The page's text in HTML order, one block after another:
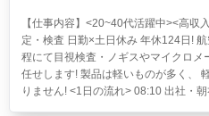
【仕事内容】<20~40代活躍中><高収
定・検査 日勤×土日休み 年休124日!航
程にて目視検査・ノギスやマイクロメ
任せします! 製品は軽いものが多く、
りません! <1日の流れ> 08:10 出社・